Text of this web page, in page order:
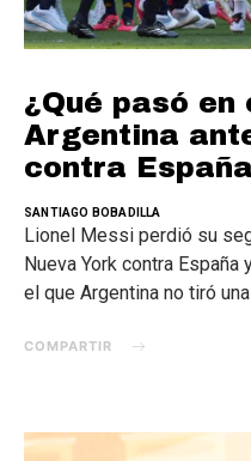
¿Qué pasó
Argentina
contra
SANTIAGO BOBADILLA
Lionel Messi perdió su
Nueva York contra España
el que Argentina no tiró
COMPARTIR